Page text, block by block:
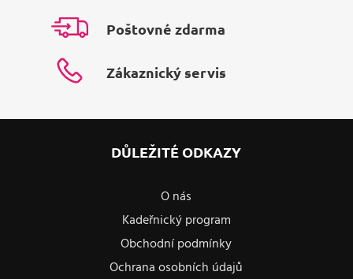
Poštovné zdarma
Zákaznický servis
DŮLEŽITÉ ODKAZY
O nás
Kadeřnický program
Obchodní podmínky
Ochrana osobních údajů